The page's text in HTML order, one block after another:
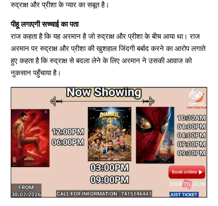
रुद्राक्ष और प्रीशा के प्यार का सबूत है।
पीहू लगाएगी सच्चाई का पता
राज कहता है कि यह अरमान है जो रुद्राक्ष और प्रीशा के बीच आया था। राज
अरमान पर रुद्राक्ष और प्रीशा की खुशहाल जिंदगी बर्बाद करने का आरोप लगाते
हुए कहता है कि रुद्राक्ष से बदला लेने के लिए अरमान ने उसकी आवाज को
नुकसान पहुँचाया है।